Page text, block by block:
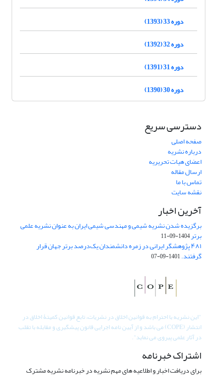
دوره 33 (1393)
دوره 32 (1392)
دوره 31 (1391)
دوره 30 (1390)
دسترسی سریع
صفحه اصلی
درباره نشریه
اعضای هیات تحریریه
ارسال مقاله
تماس با ما
نقشه سایت
آخرین اخبار
برگزیده شدن نشریه شیمی و مهندسی شیمی ایران به عنوان نشریه علمی
برتر1404-09-11
۴۸۱ پژوهشگر ایرانی در زمره دانشمندان یک‌درصد برتر جهان قرار
گرفتند.1401-09-07
"این نشریه با احترام به قوانین اخلاق در نشریات، تابع قوانین کمیتۀ اخلاق در
انتشار (COPE) می باشد و از آیین نامه اجرایی قانون پیشگیری و مقابله با تقلب
در آثار علمی پیروی می نماید".
اشتراک خبرنامه
برای دریافت اخبار و اطلاعیه های مهم نشریه در خبرنامه نشریه مشترک